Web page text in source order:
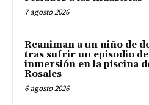
7 agosto 2026
Reaniman a un niño de
tras sufrir un episodio de
inmersión en la piscina
Rosales
6 agosto 2026